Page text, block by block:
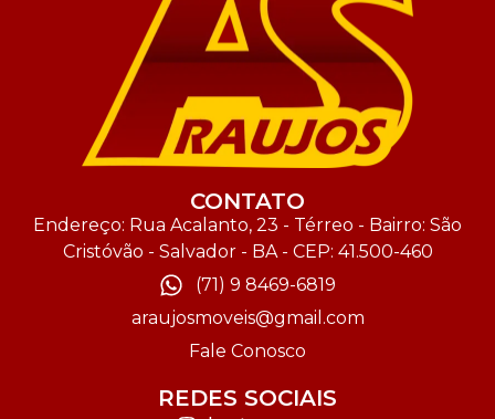
CONTATO
Endereço: Rua Acalanto, 23 - Térreo - Bairro: São
Cristóvão - Salvador - BA - CEP: 41.500-460
(71) 9 8469-6819
araujosmoveis@gmail.com
Fale Conosco
REDES SOCIAIS